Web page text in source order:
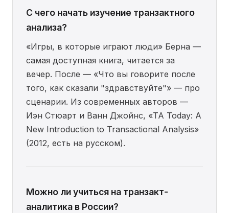
С чего начать изучение транзактного
анализа?
«Игры, в которые играют люди» Берна —
самая доступная книга, читается за
вечер. После — «Что вы говорите после
того, как сказали "здравствуйте"» — про
сценарии. Из современных авторов —
Иэн Стюарт и Ванн Джойнс, «TA Today: A
New Introduction to Transactional Analysis»
(2012, есть на русском).
Можно ли учиться на транзакт-
аналитика в России?